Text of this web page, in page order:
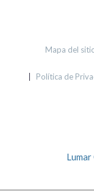
Mapa del
Política de